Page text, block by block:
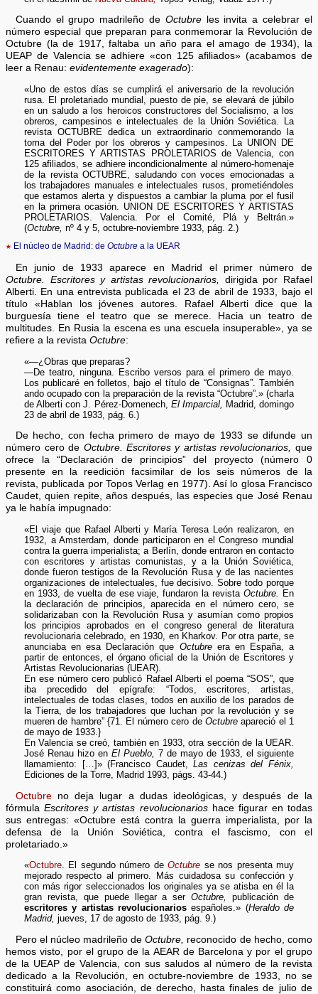
Cuando el grupo madrileño de Octubreles invita a celebrar el
número especial que preparan para conmemorar la Revolución de
Octubre (la de 1917, faltaba un año para el amago de 1934), la
UEAP de Valencia se adhiere «con 125 afiliados» (acabamos de
leer a Renau:evidentemente exagerado):
«Uno de estos días se cumplirá el aniversario de la revolución
rusa. El proletariado mundial, puesto de pie, se elevará de júbilo
en un saludo a los heroicos constructores del Socialismo, a los
obreros, campesinos e intelectuales de la Unión Soviética. La
revista OCTUBRE dedica un extraordinario conmemorando la
toma del Poder por los obreros y campesinos. La UNION DE
ESCRITORES Y ARTISTAS PROLETARIOS de Valencia, con
125 afiliados, se adhiere incondicionalmente al número-homenaje
de la revista OCTUBRE, saludando con voces emocionadas a
los trabajadores manuales e intelectuales rusos, prometiéndoles
que estamos alerta y dispuestos a cambiar la pluma por el fusil
en la primera ocasión. UNION DE ESCRITORES Y ARTISTAS
PROLETARIOS. Valencia. Por el Comité, Plá y Beltrán.»
(Octubre, nº 4 y 5, octubre-noviembre 1933, pág. 2.)
★ El núcleo de Madrid: deOctubre a la UEAR
En junio de 1933 aparece en Madrid el primer número de
Octubre. Escritores y artistas revolucionarios, dirigida por Rafael
Alberti. En una entrevista publicada el 23 de abril de 1933, bajo el
título «Hablan los jóvenes autores. Rafael Alberti dice que la
burguesía tiene el teatro que se merece. Hacia un teatro de
multitudes. En Rusia la escena es una escuela insuperable», ya se
refiere a la revistaOctubre:
«—¿Obras que preparas?
—De teatro, ninguna. Escribo versos para el primero de mayo.
Los publicaré en folletos, bajo el título de “Consignas”. También
ando ocupado con la preparación de la revista “Octubre”.» (charla
de Alberti con J. Pérez-Domenech, El Imparcial,
Madrid, domingo
23 de abril de 1933, pág. 6.)
De hecho, con fecha primero de mayo de 1933 se difunde un
número cero de Octubre. Escritores y artistas revolucionarios, que
ofrece la “Declaración de principios” del proyecto (número 0
presente en la reedición facsimilar de los seis números de la
revista, publicada por Topos Verlag en 1977). Así lo glosa Francisco
Caudet, quien repite, años después, las especies que José Renau
ya le había impugnado:
«El viaje que Rafael Alberti y María Teresa León realizaron, en
1932, a Amsterdam, donde participaron en el Congreso mundial
contra la guerra imperialista; a Berlín, donde entraron en contacto
con escritores y artistas comunistas, y a la Unión Soviética,
donde fueron testigos de la Revolución Rusa y de las nacientes
organizaciones de intelectuales, fue decisivo. Sobre todo porque
en 1933, de vuelta de ese viaje, fundaron la revistaOctubre.
En
la declaración de principios, aparecida en el número cero, se
solidarizaban con la Revolución Rusa y asumían como propios
los principios aprobados en el congreso general de literatura
revolucionaria celebrado, en 1930, en Kharkov. Por otra parte, se
anunciaba en esa Declaración que Octubreera en España, a
partir de entonces, el órgano oficial de la Unión de Escritores y
Artistas Revolucionarias (UEAR).
En ese número cero publicó Rafael Alberti el poema “SOS”, que
iba precedido del epígrafe: “Todos, escritores, artistas,
intelectuales de todas clases, todos en auxilio de los parados de
la Tierra, de los trabajadores que luchan por la revolución y se
mueren de hambre” {71. El número cero de Octubreapareció el 1
de mayo de 1933.}
En Valencia se creó, también en 1933, otra sección de la UEAR.
José Renau hizo en El Pueblo, 7 de mayo de 1933, el siguiente
llamamiento: […]» (Francisco Caudet,Las cenizas del Fénix,
Ediciones de la Torre, Madrid 1993, págs. 43-44.)
Octubreno deja lugar a dudas ideológicas, y después de la
fórmulaEscritores y artistas revolucionarioshace figurar en todas
sus entregas: «Octubre está contra la guerra imperialista, por la
defensa de la Unión Soviética, contra el fascismo, con el
proletariado.»
«Octubre. El segundo número deOctubre se nos presenta muy
mejorado respecto al primero. Más cuidadosa su confección y
con más rigor seleccionados los originales ya se atisba en él la
gran revista, que puede llegar a serOctubre,
publicación de
escritores y artistas revolucionarios españoles.» (Heraldo de
Madrid, jueves, 17 de agosto de 1933, pág. 9.)
Pero el núcleo madrileño deOctubre, reconocido de hecho, como
hemos visto, por el grupo de la AEAR de Barcelona y por el grupo
de la UEAP de Valencia, con sus saludos al número de la revista
dedicado a la Revolución, en octubre-noviembre de 1933, no se
constituirá como asociación, de derecho, hasta finales de julio de